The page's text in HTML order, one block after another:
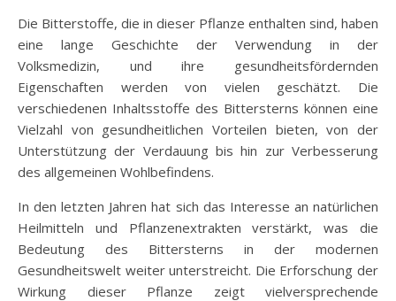
Die Bitterstoffe, die in dieser Pflanze enthalten sind, haben
eine lange Geschichte der Verwendung in der
Volksmedizin, und ihre gesundheitsfördernden
Eigenschaften werden von vielen geschätzt. Die
verschiedenen Inhaltsstoffe des Bittersterns können eine
Vielzahl von gesundheitlichen Vorteilen bieten, von der
Unterstützung der Verdauung bis hin zur Verbesserung
des allgemeinen Wohlbefindens.
In den letzten Jahren hat sich das Interesse an natürlichen
Heilmitteln und Pflanzenextrakten verstärkt, was die
Bedeutung des Bittersterns in der modernen
Gesundheitswelt weiter unterstreicht. Die Erforschung der
Wirkung dieser Pflanze zeigt vielversprechende